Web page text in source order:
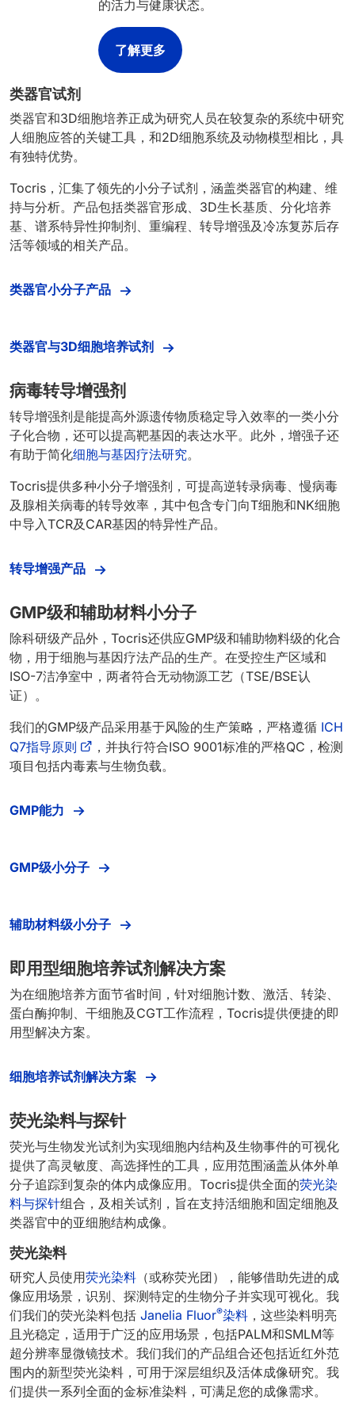
的活力与健康状态。
了解更多
类器官试剂
类器官和3D细胞培养正成为研究人员在较复杂的系统中研究
人细胞应答的关键工具，和2D细胞系统及动物模型相比，具
有独特优势。
Tocris，汇集了领先的小分子试剂，涵盖类器官的构建、维
持与分析。产品包括类器官形成、3D生长基质、分化培养
基、谱系特异性抑制剂、重编程、转导增强及冷冻复苏后存
活等领域的相关产品。
类器官小分子产品
类器官与3D细胞培养试剂
病毒转导增强剂
转导增强剂是能提高外源遗传物质稳定导入效率的一类小分
子化合物，还可以提高靶基因的表达水平。此外，增强子还
有助于简化细胞与基因疗法研究。
Tocris提供多种小分子增强剂，可提高逆转录病毒、慢病毒
及腺相关病毒的转导效率，其中包含专门向T细胞和NK细胞
中导入TCR及CAR基因的特异性产品。
转导增强产品
GMP级和辅助材料小分子
除科研级产品外，Tocris还供应GMP级和辅助物料级的化合
物，用于细胞与基因疗法产品的生产。在受控生产区域和
ISO-7洁净室中，两者符合无动物源工艺（TSE/BSE认
证）。
我们的GMP级产品采用基于风险的生产策略，严格遵循 ICH
Q7指导原则
，并执行符合ISO 9001标准的严格QC，检测
项目包括内毒素与生物负载。
GMP能力
GMP级小分子
辅助材料级小分子
即用型细胞培养试剂解决方案
为在细胞培养方面节省时间，针对细胞计数、激活、转染、
蛋白酶抑制、干细胞及CGT工作流程，Tocris提供便捷的即
用型解决方案。
细胞培养试剂解决方案
荧光染料与探针
荧光与生物发光试剂为实现细胞内结构及生物事件的可视化
提供了高灵敏度、高选择性的工具，应用范围涵盖从体外单
分子追踪到复杂的体内成像应用。Tocris提供全面的荧光染
料与探针组合，及相关试剂，旨在支持活细胞和固定细胞及
类器官中的亚细胞结构成像。
荧光染料
研究人员使用荧光染料 （或称荧光团），能够借助先进的成
像应用场景，识别、探测特定的生物分子并实现可视化。我
们我们的荧光染料包括 Janelia Fluor®染料 ，这些染料明亮
且光稳定，适用于广泛的应用场景，包括PALM和SMLM等
超分辨率显微镜技术。我们我们的产品组合还包括近红外范
围内的新型荧光染料，可用于深层组织及活体成像研究。我
们提供一系列全面的金标准染料，可满足您的成像需求。